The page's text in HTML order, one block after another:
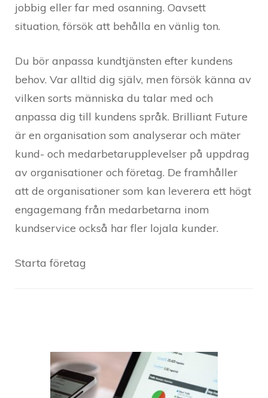
jobbig eller far med osanning. Oavsett
situation, försök att behålla en vänlig ton.
Du bör anpassa kundtjänsten efter kundens
behov. Var alltid dig själv, men försök känna av
vilken sorts människa du talar med och
anpassa dig till kundens språk. Brilliant Future
är en organisation som analyserar och mäter
kund- och medarbetarupplevelser på uppdrag
av organisationer och företag. De framhåller
att de organisationer som kan leverera ett högt
engagemang från medarbetarna inom
kundservice också har fler lojala kunder.
Starta företag